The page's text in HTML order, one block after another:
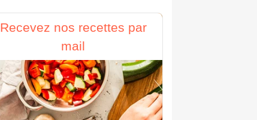
Recevez nos recettes par
mail